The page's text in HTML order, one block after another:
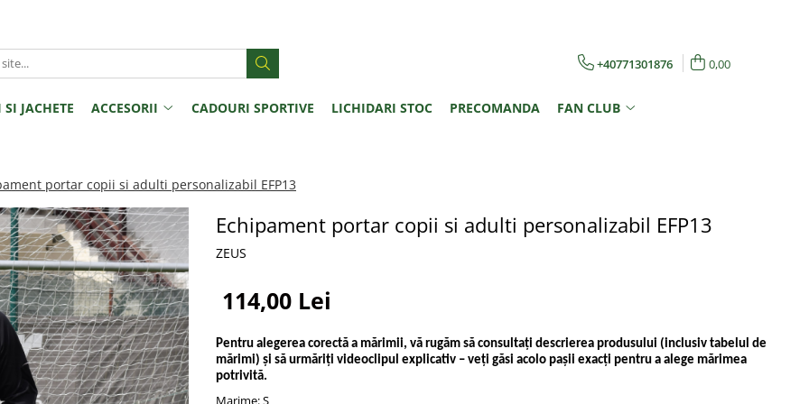
+40771301876 0,00
SI JACHETE ACCESORII CADOURI SPORTIVE LICHIDARI STOC PRECOMANDA FAN CLUB
portar copii si adulti personalizabil EFP13
Echipament portar copii si adulti personalizabil EFP13
ZEUS
114,00 Lei
Pentru alegerea corectă a mărimii, vă rugăm să consultați descrierea produsului (inclusiv tabelul de
mărimi) și să urmăriți videoclipul explicativ – veți găsi acolo pașii exacți pentru a alege mărimea
potrivită.
Marime: S